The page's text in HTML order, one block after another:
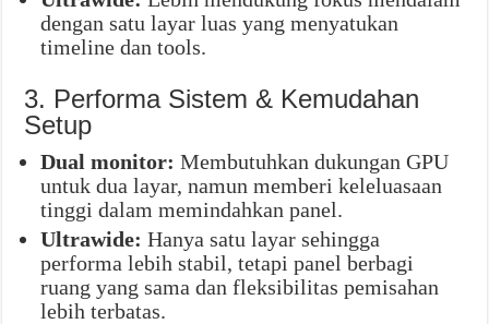
dengan satu layar luas yang menyatukan
timeline dan tools.
3. Performa Sistem & Kemudahan
Setup
Dual monitor: Membutuhkan dukungan GPU
untuk dua layar, namun memberi keleluasaan
tinggi dalam memindahkan panel.
Ultrawide: Hanya satu layar sehingga
performa lebih stabil, tetapi panel berbagi
ruang yang sama dan fleksibilitas pemisahan
lebih terbatas.